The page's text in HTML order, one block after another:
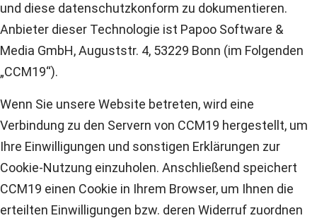
und diese datenschutzkonform zu dokumentieren.
Anbieter dieser Technologie ist Papoo Software &
Media GmbH, Auguststr. 4, 53229 Bonn (im Folgenden
„CCM19“).
Wenn Sie unsere Website betreten, wird eine
Verbindung zu den Servern von CCM19 hergestellt, um
Ihre Einwilligungen und sonstigen Erklärungen zur
Cookie-Nutzung einzuholen. Anschließend speichert
CCM19 einen Cookie in Ihrem Browser, um Ihnen die
erteilten Einwilligungen bzw. deren Widerruf zuordnen